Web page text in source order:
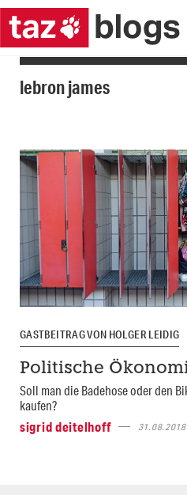
lebron james
GASTBEITRAG VON HOLGER LEIDIG
Politische
Soll man die Badehose oder den
kaufen?
sigrid deitelhoff
31.08.2018